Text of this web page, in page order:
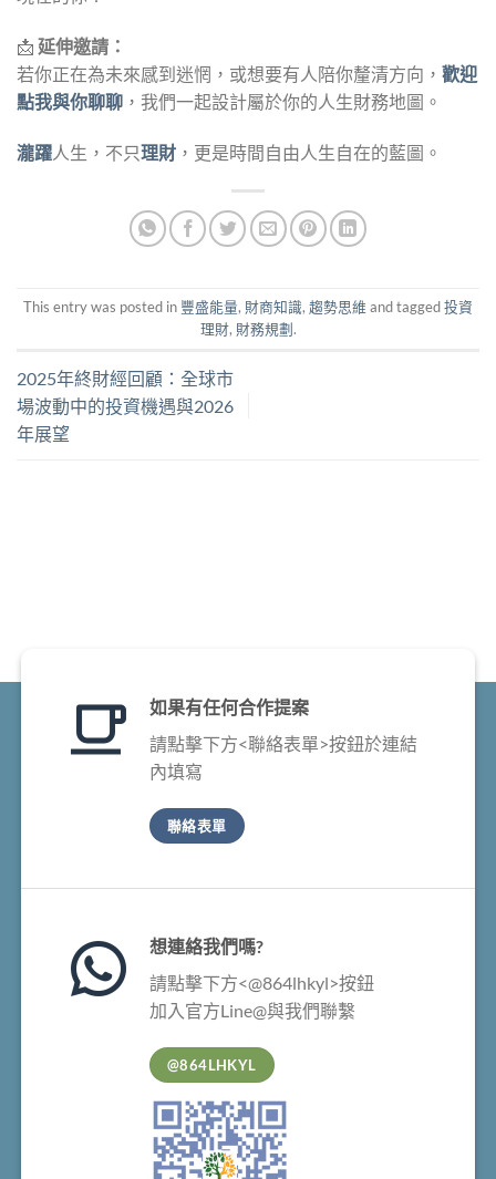
📩 延伸邀請：
若你正在為未來感到迷惘，或想要有人陪你釐清方向， 歡迎
點我與你聊聊 ，我們一起設計屬於你的人生財務地圖。
瀧躍人生，不只理財 ，更是時間自由人生自在的藍圖。
This entry was posted in 豐盛能量, 財商知識, 趨勢思維 and tagged投資
理財, 財務規劃.
2025年終財經回顧：全球市
場波動中的投資機遇與2026
年展望
如果有任何合作提案
請點擊下方<聯絡表單>按鈕於連結
內填寫
聯絡表單
想連絡我們嗎?
請點擊下方<@864lhkyl>按鈕
加入官方Line@與我們聯繫
@864LHKYL